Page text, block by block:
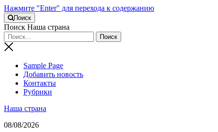
Нажмите "Enter" для перехода к содержанию
Поиск
Поиск Наша страна
Sample Page
Добавить новость
Контакты
Рубрики
Наша страна
08/08/2026